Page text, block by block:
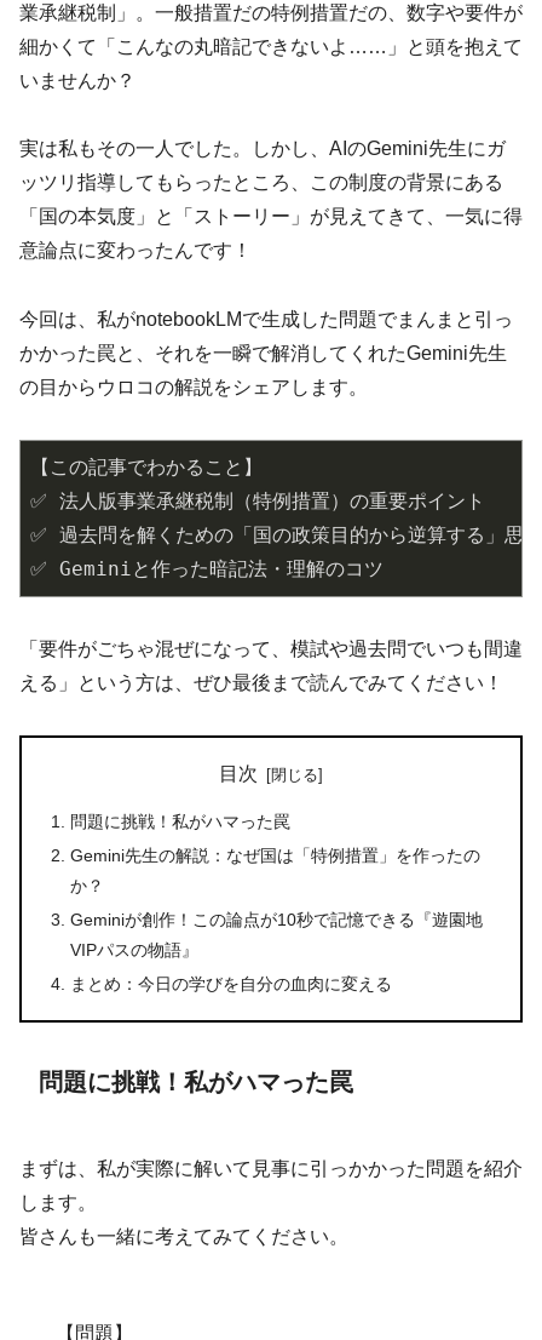
業承継税制」。一般措置だの特例措置だの、数字や要件が
細かくて「こんなの丸暗記できないよ……」と頭を抱えて
いませんか？
実は私もその一人でした。しかし、AIのGemini先生にガ
ッツリ指導してもらったところ、この制度の背景にある
「国の本気度」と「ストーリー」が見えてきて、一気に得
意論点に変わったんです！
今回は、私がnotebookLMで生成した問題でまんまと引っ
かかった罠と、それを一瞬で解消してくれたGemini先生
の目からウロコの解説をシェアします。
【この記事でわかること】
✅ 法人版事業承継税制（特例措置）の重要ポイント
✅ 過去問を解くための「国の政策目的から逆算する」思
「要件がごちゃ混ぜになって、模試や過去問でいつも間違
える」という方は、ぜひ最後まで読んでみてください！
目次
問題に挑戦！私がハマった罠
Gemini先生の解説：なぜ国は「特例措置」を作ったの
か？
Geminiが創作！この論点が10秒で記憶できる『遊園地
VIPパスの物語』
まとめ：今日の学びを自分の血肉に変える
問題に挑戦！私がハマった罠
まずは、私が実際に解いて見事に引っかかった問題を紹介
します。
皆さんも一緒に考えてみてください。
【問題】